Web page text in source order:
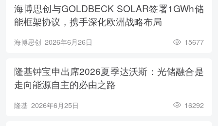
海博思创与GOLDBECK SOLAR签署1GWh储
能框架协议，携手深化欧洲战略布局
海博思创 2026年6月26日 15677
隆基钟宝申出席2026夏季达沃斯：光储融合是
走向能源自主的必由之路
隆基 2026年6月25日 16292